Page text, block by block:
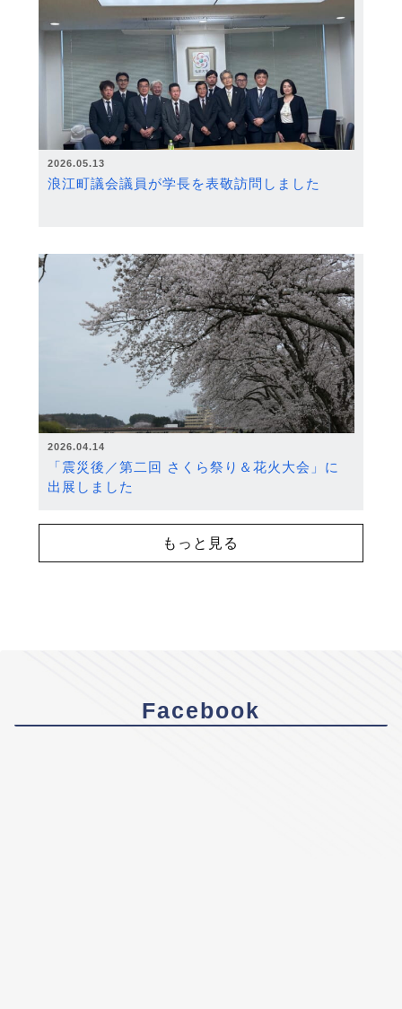
2026.05.13
浪江町議会議員が学長を表敬訪問しました
2026.04.14
「震災後／第二回 さくら祭り＆花火大会」に
出展しました
もっと見る
Facebook